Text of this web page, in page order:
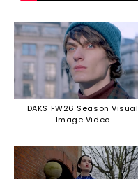
DAKS FW26 Season Visual
Image Video